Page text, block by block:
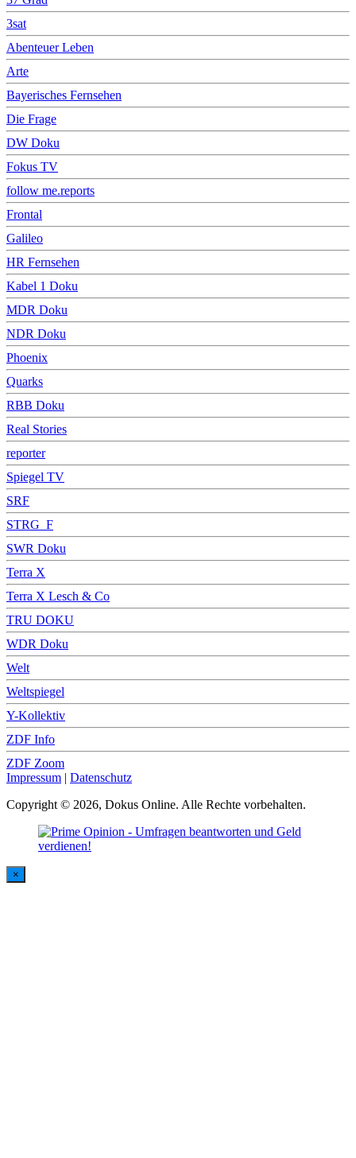
3sat
Abenteuer Leben
Arte
Bayerisches Fernsehen
Die Frage
DW Doku
Fokus TV
follow me.reports
Frontal
Galileo
HR Fernsehen
Kabel 1 Doku
MDR Doku
NDR Doku
Phoenix
Quarks
RBB Doku
Real Stories
reporter
Spiegel TV
SRF
STRG_F
SWR Doku
Terra X
Terra X Lesch & Co
TRU DOKU
WDR Doku
Welt
Weltspiegel
Y-Kollektiv
ZDF Info
ZDF Zoom
Impressum | Datenschutz
Copyright © 2026, Dokus Online. Alle Rechte vorbehalten.
×